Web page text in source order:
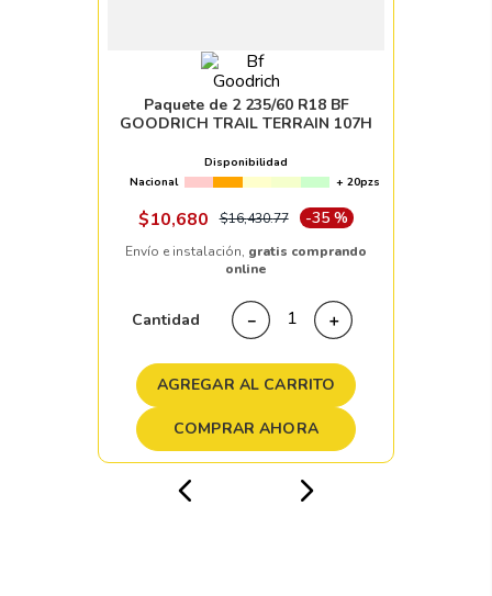
Paquete de 2 235/60 R18 BF
GOODRICH TRAIL TERRAIN 107H
Disponibilidad
Nacional
+ 20pzs
$10,680 $16,430.77 -35 %
Envío e instalación, gratis comprando
online
Cantidad ＋
－
AGREGAR AL CARRITO
COMPRAR AHORA